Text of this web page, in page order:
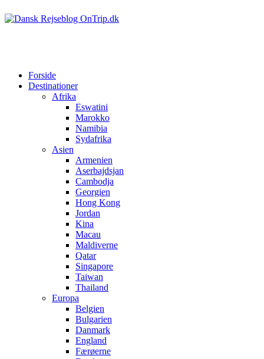
Forside
Destinationer
Afrika
Eswatini
Marokko
Namibia
Sydafrika
Asien
Armenien
Aserbajdsjan
Cambodja
Georgien
Hong Kong
Jordan
Kina
Macau
Maldiverne
Qatar
Singapore
Taiwan
Thailand
Europa
Belgien
Bulgarien
Danmark
England
Færøerne